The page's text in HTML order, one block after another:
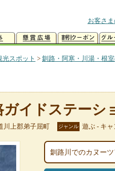
お客さ
スポット > 釧路・阿寒・川湯・根
ガイドステーシ
川上郡弟子屈町 ジャンル 遊ぶ - キ
釧路川でのカヌー